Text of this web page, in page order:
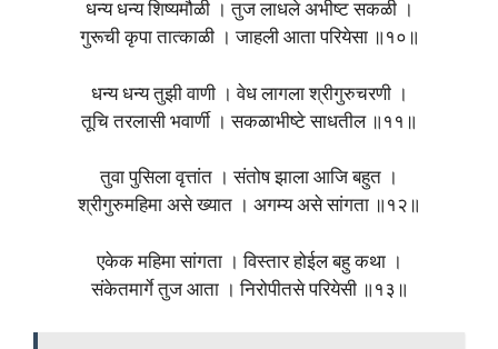
धन्य धन्य शिष्यमौळी । तुज लाधले अभीष्ट सकळी ।
गुरूची कृपा तात्काळी । जाहली आता परियेसा ॥१०॥
धन्य धन्य तुझी वाणी । वेध लागला श्रीगुरुचरणी ।
तूचि तरलासी भवार्णी । सकळाभीष्टे साधतील ॥११॥
तुवा पुसिला वृत्तांत । संतोष झाला आजि बहुत ।
श्रीगुरुमहिमा असे ख्यात । अगम्य असे सांगता ॥१२॥
एकेक महिमा सांगता । विस्तार होईल बहु कथा ।
संकेतमार्गे तुज आता । निरोपीतसे परियेसी ॥१३॥